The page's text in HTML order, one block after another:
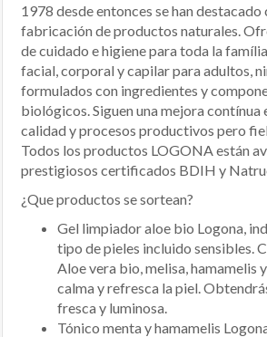
1978 desde entonces se han destacado
fabricación de productos naturales.
de cuidado e higiene para toda la
facial, corporal y capilar para adultos,
formulados con ingredientes y
biológicos. Siguen una mejora contínua
calidad y procesos productivos pero
Todos los productos LOGONA están
prestigiosos certificados BDIH y
¿Que productos se sortean?
Gel limpiador aloe bio Logona,
tipo de pieles incluido sensibles.
Aloe vera bio, melisa, hamamelis
calma y refresca la piel.
fresca y luminosa.
Tónico menta y hamamelis